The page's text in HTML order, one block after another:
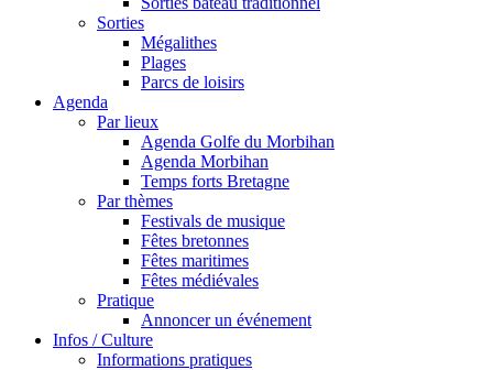
Sorties
Mégalithes
Plages
Parcs de loisirs
Agenda
Par lieux
Agenda Golfe du Morbihan
Agenda Morbihan
Temps forts Bretagne
Par thèmes
Festivals de musique
Fêtes bretonnes
Fêtes maritimes
Fêtes médiévales
Pratique
Annoncer un événement
Infos / Culture
Informations pratiques